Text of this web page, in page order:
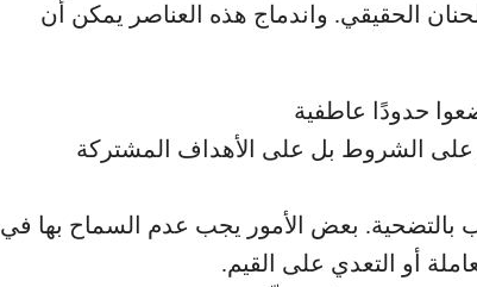
الحقيقي. واندماج هذه العناصر يمكن أن
على الشروط بل على الأهداف المشتركة
بالتضحية. بعض الأمور يجب عدم السماح بها في
أو التعدي على القيم.